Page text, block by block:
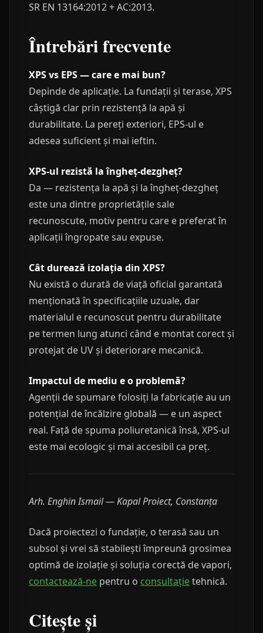
SR EN 13164:2012 + AC:2013.
Întrebări frecvente
XPS vs EPS — care e mai bun?
Depinde de aplicație. La fundații și terase, XPS
câștigă clar prin rezistență la apă și
durabilitate. La pereți exteriori, EPS-ul e
adesea suficient și mai ieftin.
XPS-ul rezistă la îngheț-dezgheț?
Da — rezistența la apă și la îngheț-dezgheț
este una dintre proprietățile sale
recunoscute, motiv pentru care e preferat în
aplicații îngropate sau expuse.
Cât durează izolația din XPS?
Nu există o durată de viață oficial garantată
menționată în specificațiile uzuale, dar
materialul e recunoscut pentru durabilitate
pe termen lung atunci când e montat corect și
protejat de UV și deteriorare mecanică.
Impactul de mediu e o problemă?
Agenții de spumare folosiți la fabricație au un
potențial de încălzire globală — e un aspect
real. Față de spuma poliuretanică însă, XPS-ul
este mai ecologic și mai accesibil ca preț.
Arh. Enghin Ismail — Kapal Proiect, Constanța
Dacă proiectezi o fundație, o terasă sau un
subsol și vrei să stabilești împreună grosimea
optimă de izolație și soluția corectă de vapori,
contactează-ne pentru o consultațietehnică.
Citește și